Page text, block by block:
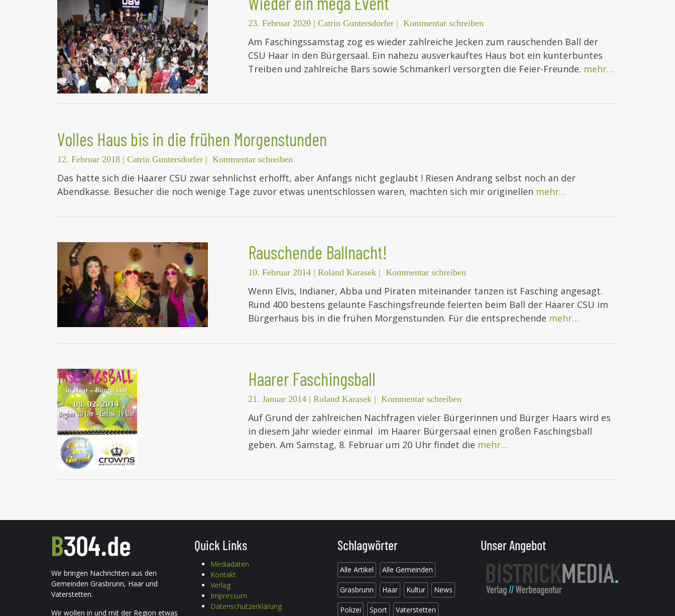
23. Februar 2020 | Catrin Guntersdorfer | Kommentar schreiben
Am Faschingssamstag zog es wieder zahlreiche Jecken zum rauschenden Ball der
CSU Haar in den Bürgersaal. Ein nahezu ausverkauftes Haus bot ein kunterbuntes
Treiben und zahlreiche Bars sowie Schmankerl versorgten die Feier-Freunde. mehr…
Volles Haus bis in die frühen Morgenstunden
12. Februar 2018 | Catrin Guntersdorfer | Kommentar schreiben
Das hatte sich die Haarer CSU zwar sehnlichst erhofft, aber Anfangs nicht geglaubt ! Riesen Andrang selbst noch an der
Abendkasse. Besucher die noch wenige Tage zuvor etwas unentschlossen waren, machten sich mir originellen mehr…
Rauschende Ballnacht!
10. Februar 2014 | Roland Karasek | Kommentar schreiben
Wenn Elvis, Indianer, Abba und Piraten miteinander tanzen ist Fasching angesagt.
Rund 400 bestens gelaunte Faschingsfreunde feierten beim Ball der Haarer CSU im
Bürgerhaus bis in die frühen Morgenstunden. Für die entsprechende mehr…
Haarer Faschingsball
21. Januar 2014 | Roland Karasek | Kommentar schreiben
Auf Grund der zahlreichen Nachfragen vieler Bürgerinnen und Bürger Haars wird es
in diesem Jahr wieder einmal im Haarer Bürgersaal einen großen Faschingsball
geben. Am Samstag, 8. Februar um 20 Uhr findet die mehr…
Wir bringen Nachrichten aus den
Gemeinden Grasbrunn, Haar und
Vaterstetten.
Wir wollen in und mit der Region etwas
Quick Links
Mediadaten
Kontakt
Verlag
Impressum
Datenschutzerklärung
Schlagwörter
Alle Artikel Alle Gemeinden
Grasbrunn Haar Kultur News
Polizei Sport Vaterstetten
Unser Angebot